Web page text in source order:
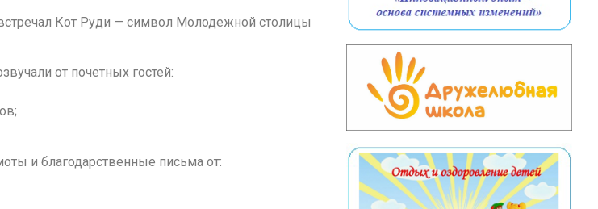
встречал Кот Руди — символ Молодежной столицы
от почетных гостей:
и благодарственные письма от: